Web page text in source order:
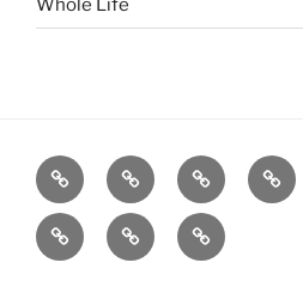
Whole Life
ProteksiInvestasiProgram
Syariah
Diary
Agen
Q
&
About